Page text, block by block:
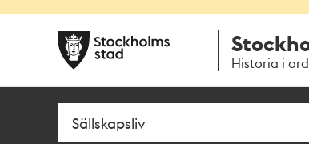
navigationen
huvudinnehållet
Historia i
Sök